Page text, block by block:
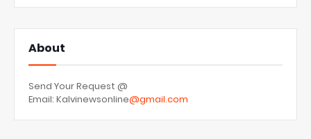
About
Send Your Request @
Email: Kalvinewsonline@gmail.com